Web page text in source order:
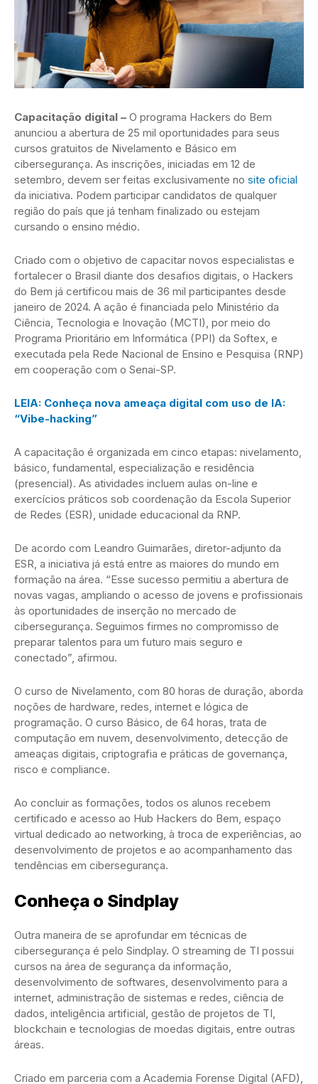
Capacitação digital – O programa Hackers do Bem
anunciou a abertura de 25 mil oportunidades para seus
cursos gratuitos de Nivelamento e Básico em
cibersegurança. As inscrições, iniciadas em 12 de
setembro, devem ser feitas exclusivamente no site oficial
da iniciativa. Podem participar candidatos de qualquer
região do país que já tenham finalizado ou estejam
cursando o ensino médio.
Criado com o objetivo de capacitar novos especialistas e
fortalecer o Brasil diante dos desafios digitais, o Hackers
do Bem já certificou mais de 36 mil participantes desde
janeiro de 2024. A ação é financiada pelo Ministério da
Ciência, Tecnologia e Inovação (MCTI), por meio do
Programa Prioritário em Informática (PPI) da Softex, e
executada pela Rede Nacional de Ensino e Pesquisa (RNP)
em cooperação com o Senai-SP.
LEIA: Conheça nova ameaça digital com uso de IA:
“Vibe-hacking”
A capacitação é organizada em cinco etapas: nivelamento,
básico, fundamental, especialização e residência
(presencial). As atividades incluem aulas on-line e
exercícios práticos sob coordenação da Escola Superior
de Redes (ESR), unidade educacional da RNP.
De acordo com Leandro Guimarães, diretor-adjunto da
ESR, a iniciativa já está entre as maiores do mundo em
formação na área. “Esse sucesso permitiu a abertura de
novas vagas, ampliando o acesso de jovens e profissionais
às oportunidades de inserção no mercado de
cibersegurança. Seguimos firmes no compromisso de
preparar talentos para um futuro mais seguro e
conectado”, afirmou.
O curso de Nivelamento, com 80 horas de duração, aborda
noções de hardware, redes, internet e lógica de
programação. O curso Básico, de 64 horas, trata de
computação em nuvem, desenvolvimento, detecção de
ameaças digitais, criptografia e práticas de governança,
risco e compliance.
Ao concluir as formações, todos os alunos recebem
certificado e acesso ao Hub Hackers do Bem, espaço
virtual dedicado ao networking, à troca de experiências, ao
desenvolvimento de projetos e ao acompanhamento das
tendências em cibersegurança.
Conheça o Sindplay
Outra maneira de se aprofundar em técnicas de
cibersegurança é pelo Sindplay. O streaming de TI possui
cursos na área de segurança da informação,
desenvolvimento de softwares, desenvolvimento para a
internet, administração de sistemas e redes, ciência de
dados, inteligência artificial, gestão de projetos de TI,
blockchain e tecnologias de moedas digitais, entre outras
áreas.
Criado em parceria com a Academia Forense Digital (AFD),